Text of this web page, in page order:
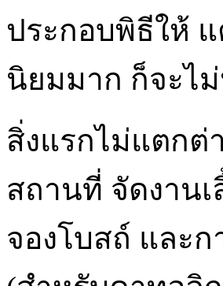
ประกอบพิธีให้
นิยมมาก ก็จะไ
สิ่งแรกไม่แตกต่
สถานที่ จัดงาน
จองโบสถ์ และ